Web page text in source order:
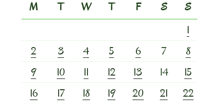
M
T W T F S
S
1
2
3 4 5 6 7
8
9
10 11 12 13 14
15
16
17 18 19 20 21
22